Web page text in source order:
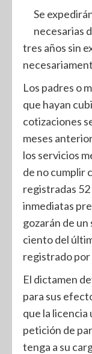
Se
necesarias
tres años sin
Los padres o
que hayan
cotizaciones
meses
los servicios
de no cumplir
registradas
inmediatas
gozarán de
ciento del
registrado
El dictamen
para sus
que la
petición de
tenga a su